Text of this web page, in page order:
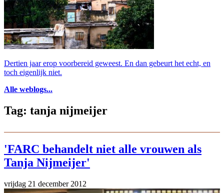
Dertien jaar erop voorbereid geweest. En dan gebeurt het echt, en
toch eigenlijk niet.
Alle weblogs...
Tag: tanja nijmeijer
'FARC behandelt niet alle vrouwen als
Tanja Nijmeijer'
vrijdag 21 december 2012